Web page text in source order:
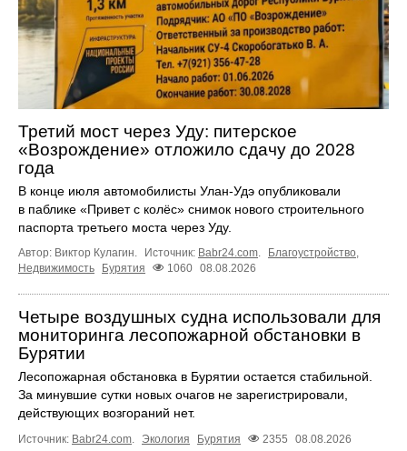
Третий мост через Уду: питерское
«Возрождение» отложило сдачу до 2028
года
В конце июля автомобилисты Улан-Удэ опубликовали
в паблике «Привет с колёс» снимок нового строительного
паспорта третьего моста через Уду.
Автор: Виктор Кулагин. Источник: Babr24.com Благоустройство
Недвижимость
Бурятия 1060 08.08.2026
Четыре воздушных судна использовали для
мониторинга лесопожарной обстановки в
Бурятии
Лесопожарная обстановка в Бурятии остается стабильной.
За минувшие сутки новых очагов не зарегистрировали,
действующих возгораний нет.
Источник: Babr24.com. Экология Бурятия 2355 08.08.2026